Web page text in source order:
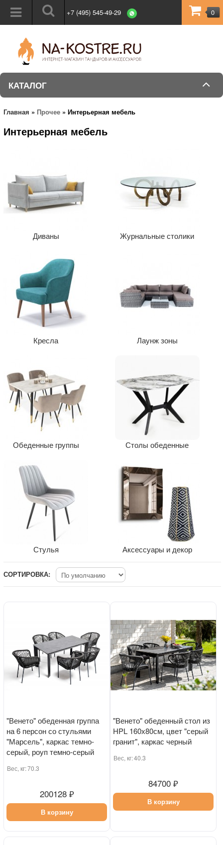
+7 (495) 545-49-29 0
КАТАЛОГ
Главная » Прочее » Интерьерная мебель
Интерьерная мебель
Диваны Журнальные столики
Кресла Лаунж зоны
Обеденные группы Столы обеденные
Стулья Аксессуары и декор
СОРТИРОВКА:
"Венето" обеденная группа
на 6 персон со стульями
"Марсель", каркас темно-
серый, роуп темно-серый
Вес, кг:70.3
200128 ₽
В корзину
"Венето" обеденный стол из
HPL 160х80см, цвет "серый
гранит", каркас черный
Вес, кг:40.3
84700 ₽
В корзину